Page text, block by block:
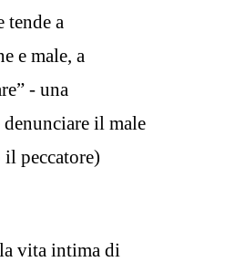
tende a
e male, a
- una
il male
il peccatore)
vita intima di